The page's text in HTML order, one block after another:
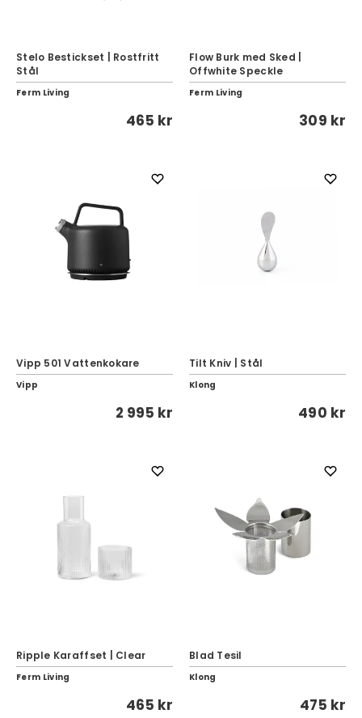
Stelo Bestickset | Rostfritt
Stål
Ferm Living
465 kr
Flow Burk med Sked |
Offwhite Speckle
Ferm Living
309 kr
Vipp 501 Vattenkokare
Vipp
2 995 kr
Tilt Kniv | Stål
Klong
490 kr
Ripple Karaffset | Clear
Ferm Living
465 kr
Blad Tesil
Klong
475 kr